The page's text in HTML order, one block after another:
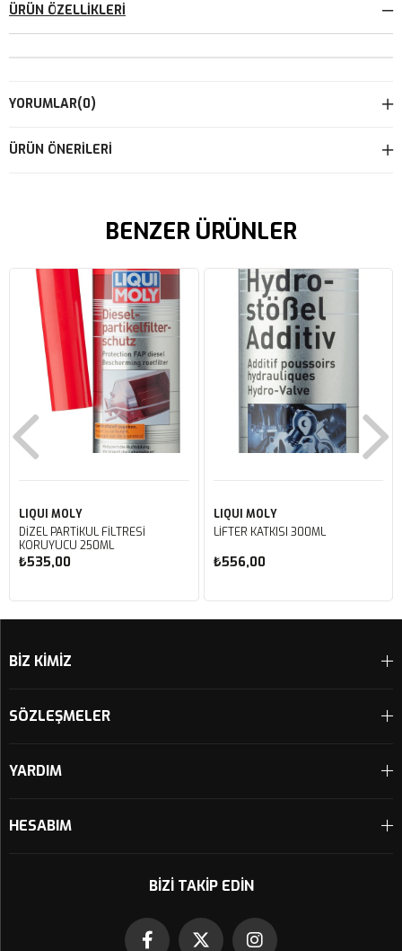
ÜRÜN ÖZELLIKLERI
YORUMLAR(0)
ÜRÜN ÖNERILERI
BENZER ÜRÜNLER
LIQUI MOLY
DİZEL PARTİKÜL FİLTRESİ
KORUYUCU 250ML
₺535,00
LIQUI MOLY
LİFTER KATKISI 300ML
₺556,00
BİZ KİMİZ
SÖZLEŞMELER
YARDIM
HESABIM
BIZI TAKIP EDIN